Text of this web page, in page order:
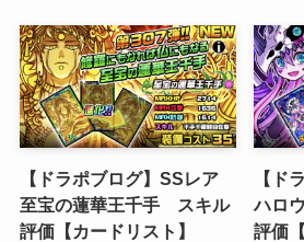
【ドラポブログ】SSレア
至宝の蓮華王千手 スキル
評価【カードリスト】
【ド
ハロ
評価